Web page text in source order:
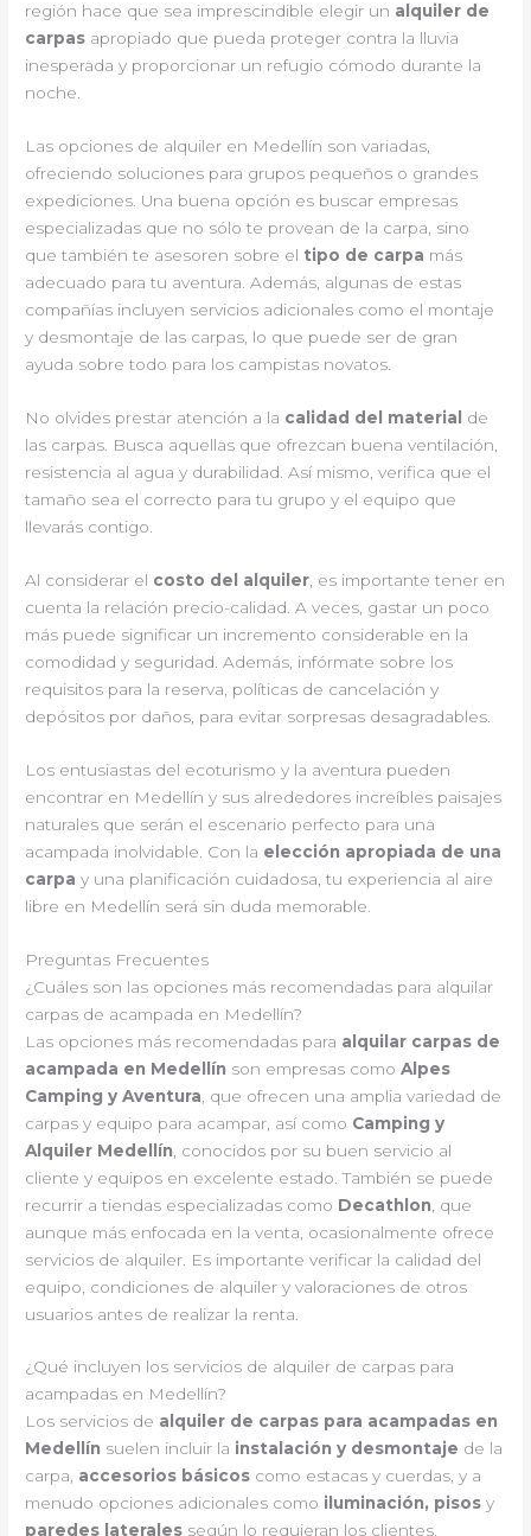
región hace que sea imprescindible elegir un alquiler de
carpas apropiado que pueda proteger contra la lluvia
inesperada y proporcionar un refugio cómodo durante la
noche.
Las opciones de alquiler en Medellín son variadas,
ofreciendo soluciones para grupos pequeños o grandes
expediciones. Una buena opción es buscar empresas
especializadas que no sólo te provean de la carpa, sino
que también te asesoren sobre el tipo de carpa más
adecuado para tu aventura. Además, algunas de estas
compañías incluyen servicios adicionales como el montaje
y desmontaje de las carpas, lo que puede ser de gran
ayuda sobre todo para los campistas novatos.
No olvides prestar atención a la calidad del material
de
las carpas. Busca aquellas que ofrezcan buena ventilación,
resistencia al agua y durabilidad. Así mismo, verifica que el
tamaño sea el correcto para tu grupo y el equipo que
llevarás contigo.
Al considerar el costo del alquiler , es importante tener en
cuenta la relación precio-calidad. A veces, gastar un poco
más puede significar un incremento considerable en la
comodidad y seguridad. Además, infórmate sobre los
requisitos para la reserva, políticas de cancelación y
depósitos por daños, para evitar sorpresas desagradables.
Los entusiastas del ecoturismo y la aventura pueden
encontrar en Medellín y sus alrededores increíbles paisajes
naturales que serán el escenario perfecto para una
acampada inolvidable. Con la elección apropiada de una
carpa y una planificación cuidadosa, tu experiencia al aire
libre en Medellín será sin duda memorable.
Preguntas Frecuentes
¿Cuáles son las opciones más recomendadas para alquilar
carpas de acampada en Medellín?
Las opciones más recomendadas para alquilar carpas de
acampada en Medellín son empresas comoAlpes
Camping y Aventura , que ofrecen una amplia variedad de
carpas y equipo para acampar, así como Camping y
Alquiler Medellín , conocidos por su buen servicio al
cliente y equipos en excelente estado. También se puede
recurrir a tiendas especializadas como Decathlon , que
aunque más enfocada en la venta, ocasionalmente ofrece
servicios de alquiler. Es importante verificar la calidad del
equipo, condiciones de alquiler y valoraciones de otros
usuarios antes de realizar la renta.
¿Qué incluyen los servicios de alquiler de carpas para
acampadas en Medellín?
Los servicios de alquiler de carpas para acampadas en
Medellín suelen incluir la instalación y desmontaje de la
carpa, accesorios básicos como estacas y cuerdas, y a
menudo opciones adicionales como iluminación, pisos y
paredes laterales según lo requieran los clientes.